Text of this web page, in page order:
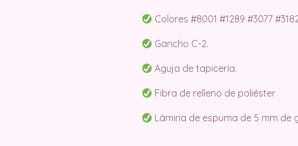
Colores #8001 #1289 #3077
Gancho C-2.
Aguja de tapicería.
Fibra de relleno de poliéster
Lámina de espuma de 5 mm de